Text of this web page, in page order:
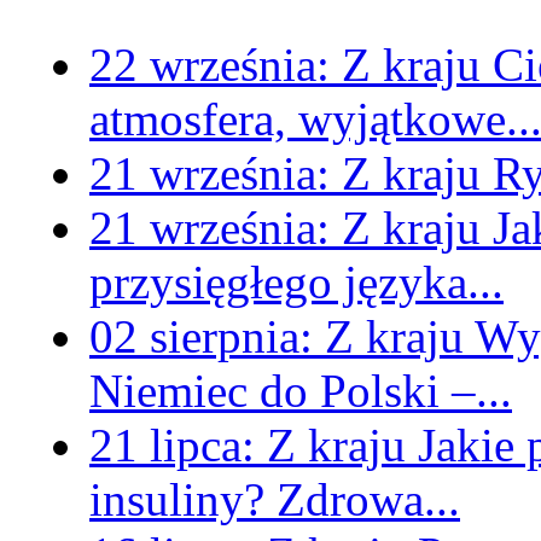
22 września: Z kraju
atmosfera, wyjątkowe...
21 września: Z kraju
21 września: Z kraju
przysięgłego języka...
02 sierpnia: Z kraju
Niemiec do Polski –...
21 lipca: Z kraju Jakie
insuliny? Zdrowa...